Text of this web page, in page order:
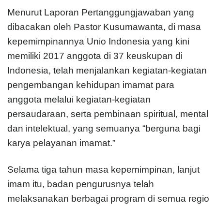
Menurut Laporan Pertanggungjawaban yang
dibacakan oleh Pastor Kusumawanta, di masa
kepemimpinannya Unio Indonesia yang kini
memiliki 2017 anggota di 37 keuskupan di
Indonesia, telah menjalankan kegiatan-kegiatan
pengembangan kehidupan imamat para
anggota melalui kegiatan-kegiatan
persaudaraan, serta pembinaan spiritual, mental
dan intelektual, yang semuanya “berguna bagi
karya pelayanan imamat.”
Selama tiga tahun masa kepemimpinan, lanjut
imam itu, badan pengurusnya telah
melaksanakan berbagai program di semua regio